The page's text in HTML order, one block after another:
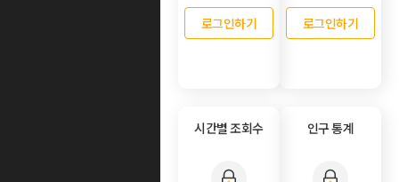
로그인하기 로그인하기
시간별 조회수 인구 통계